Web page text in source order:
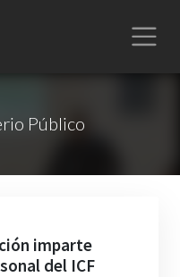
Público
imparte
del ICF